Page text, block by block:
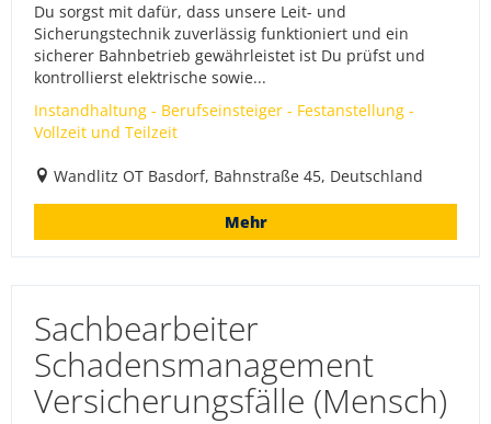
Du sorgst mit dafür, dass unsere Leit- und
Sicherungstechnik zuverlässig funktioniert und ein
sicherer Bahnbetrieb gewährleistet ist Du prüfst und
kontrollierst elektrische sowie...
Instandhaltung - Berufseinsteiger - Festanstellung -
Vollzeit und Teilzeit
Wandlitz OT Basdorf, Bahnstraße 45, Deutschland
Mehr
Sachbearbeiter
Schadensmanagement
Versicherungsfälle (Mensch)